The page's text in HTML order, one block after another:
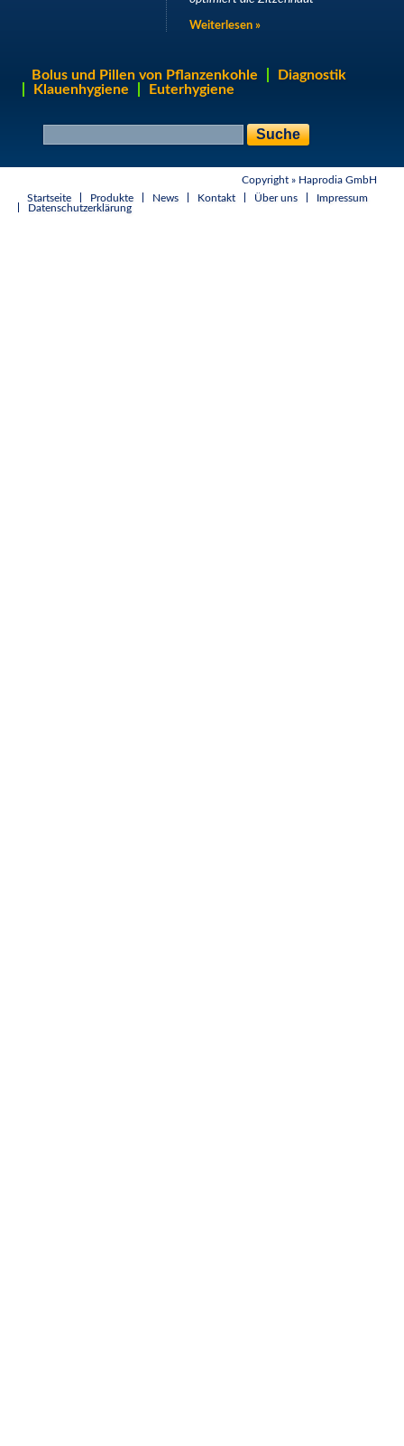
Weiterlesen »
Bolus und Pillen von Pflanzenkohle
Diagnostik
Klauenhygiene
Euterhygiene
h
o
c
e
Copyright » Haprodia GmbH
Startseite
Produkte News Kontakt Über uns
Impressum
Datenschutzerklärung